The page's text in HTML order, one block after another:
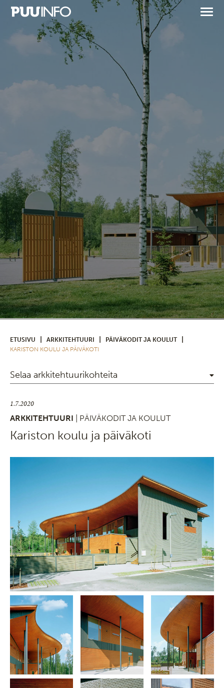
ETUSIVU ARKKITEHTUURI PÄIVÄKODIT JA KOULUT
KARISTON KOULU JA PÄIVÄKOTI
Selaa arkkitehtuurikohteita
1.7.2020
ARKKITEHTUURI
| PÄIVÄKODIT JA KOULUT
Kariston koulu ja päiväkoti